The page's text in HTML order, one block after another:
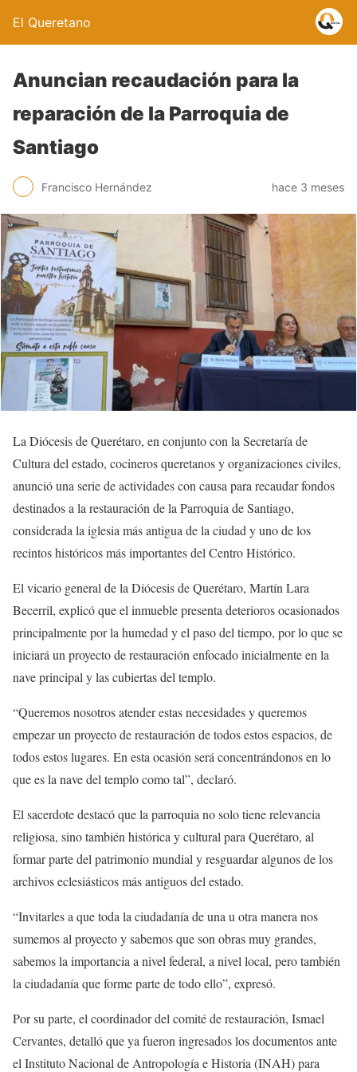
El Queretano
Anuncian recaudación para la
reparación de la Parroquia de
Santiago
Francisco Hernández hace 3 meses
La Diócesis de Querétaro, en conjunto con la Secretaría de
Cultura del estado, cocineros queretanos y organizaciones civiles,
anunció una serie de actividades con causa para recaudar fondos
destinados a la restauración de la Parroquia de Santiago,
considerada la iglesia más antigua de la ciudad y uno de los
recintos históricos más importantes del Centro Histórico.
El vicario general de la Diócesis de Querétaro, Martín Lara
Becerril, explicó que el inmueble presenta deterioros ocasionados
principalmente por la humedad y el paso del tiempo, por lo que se
iniciará un proyecto de restauración enfocado inicialmente en la
nave principal y las cubiertas del templo.
“Queremos nosotros atender estas necesidades y queremos
empezar un proyecto de restauración de todos estos espacios, de
todos estos lugares. En esta ocasión será concentrándonos en lo
que es la nave del templo como tal”, declaró.
El sacerdote destacó que la parroquia no solo tiene relevancia
religiosa, sino también histórica y cultural para Querétaro, al
formar parte del patrimonio mundial y resguardar algunos de los
archivos eclesiásticos más antiguos del estado.
“Invitarles a que toda la ciudadanía de una u otra manera nos
sumemos al proyecto y sabemos que son obras muy grandes,
sabemos la importancia a nivel federal, a nivel local, pero también
la ciudadanía que forme parte de todo ello”, expresó.
Por su parte, el coordinador del comité de restauración, Ismael
Cervantes, detalló que ya fueron ingresados los documentos ante
el Instituto Nacional de Antropología e Historia (INAH) para